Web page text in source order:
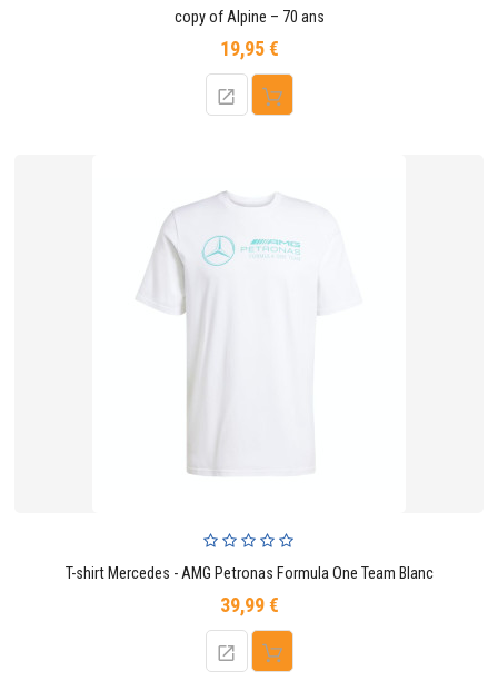
copy of Alpine – 70 ans
19,95 €Prix
T-shirt Mercedes - AMG Petronas Formula One Team Blanc
39,99 €Prix